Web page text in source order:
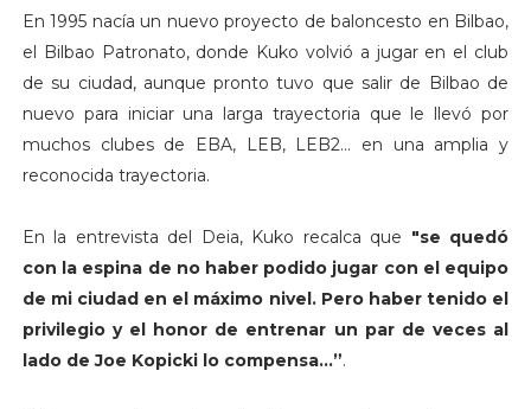
En 1995 nacía un nuevo proyecto de baloncesto en Bilbao,
el Bilbao Patronato, donde Kuko volvió a jugar en el club
de su ciudad, aunque pronto tuvo que salir de Bilbao de
nuevo para iniciar una larga trayectoria que le llevó por
muchos clubes de EBA, LEB, LEB2... en una amplia y
reconocida trayectoria.
En la entrevista del Deia, Kuko recalca que "se quedó
con la espina de no haber podido jugar con el equipo
de mi ciudad en el máximo nivel. Pero haber tenido el
privilegio y el honor de entrenar un par de veces al
lado de Joe Kopicki lo compensa…”.